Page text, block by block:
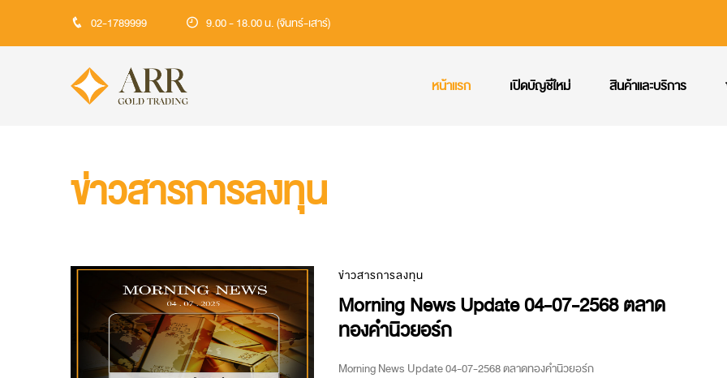
02-1789999 9.00 - 18.00 น. (จันทร์-เสาร์)
หน้าแรก เปิดบัญชีใหม่ สินค้าและบริการ
ข่าวสารการลงทุน
ข่าวสารการลงทุน
Morning News Update 04-07-2568 ตลาด
ทองคำนิวยอร์ก
Morning News Update 04-07-2568 ตลาดทองคำนิวยอร์ก